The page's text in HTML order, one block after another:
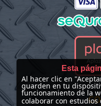
Esta
Al hacer clic en
guarden en tu
funcionamiento de la
colaborar con estudios